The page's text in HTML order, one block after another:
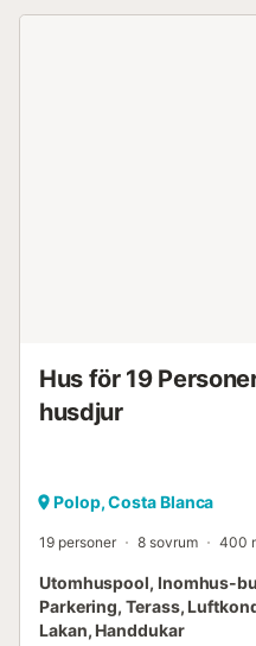
Hus för 19
husdjur
Polop, Costa Blanca
19 personer 8 sovrum 400
Utomhuspool, Inomhus-
Parkering, Terass,
Lakan, Handdukar